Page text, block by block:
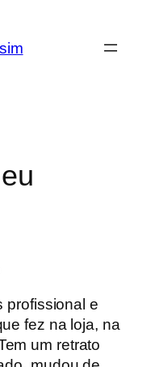
profissional e
fez na loja, na
um retrato